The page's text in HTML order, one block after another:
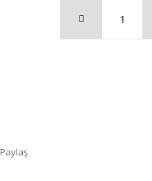
Paylaş